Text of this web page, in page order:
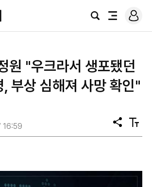
검
전
로
그
원 "우크라서 생포됐던
, 부상 심해져 사망 확인"
16:59
공
유
텍
스